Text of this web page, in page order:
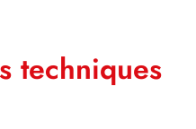
techniques